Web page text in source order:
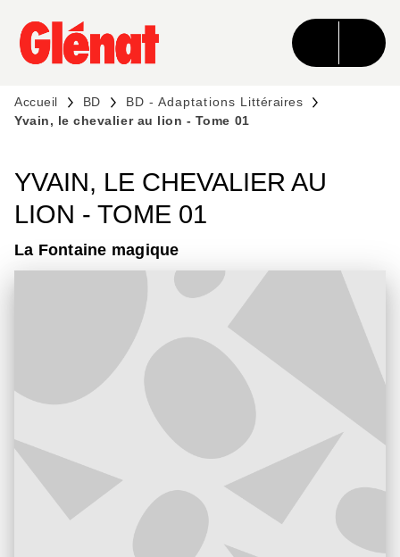
MENU RECHERCHE CONTENU
PIED DE PAGE
Accueil BD
BD - Adaptations Littéraires
Yvain, le chevalier au lion - Tome 01
YVAIN, LE CHEVALIER AU
LION - TOME 01
La Fontaine magique